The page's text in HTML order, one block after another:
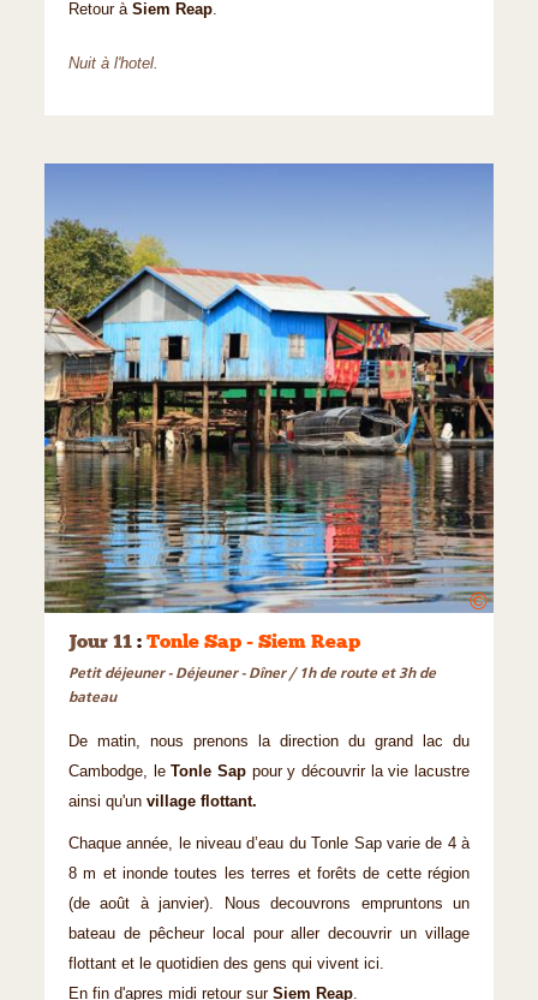
Retour à Siem Reap.
Nuit à l'hotel.
©
Jour 11 : Tonle Sap - Siem Reap
Petit déjeuner - Déjeuner - Dîner / 1h de route et 3h de
bateau
De matin, nous prenons la direction du grand lac du
Cambodge, leTonle Sap pour y découvrir la vie lacustre
ainsi qu'un village flottant.
Chaque année, le niveau d’eau du Tonle Sap varie de 4 à
8 m et inonde toutes les terres et forêts de cette région
(de août à janvier). Nous decouvrons empruntons un
bateau de pêcheur local pour aller decouvrir un village
flottant et le quotidien des gens qui vivent ici.
En fin d'apres midi retour sur Siem Reap.